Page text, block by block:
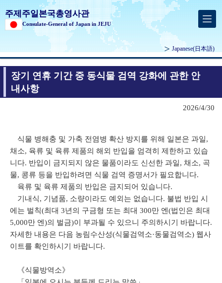
주제주일본국총영사관
Consulate-General of Japan in JEJU
Japanese(日本語)
장기 연휴 기간 중 동식물 검역 강화에 관한 안
내사항
2026/4/30
식물 병해충 및 가축 전염병 확산 방지를 위해 일본은 과일,
채소, 육류 및 육류 제품의 해외 반입을 엄격히 제한하고 있습
니다. 반입이 금지되지 않은 물품이라도 신선한 과일, 채소, 곡
물, 콩류 등을 반입하려면 식물 검역 증명서가 필요합니다.
육류 및 육류 제품의 반입은 금지되어 있습니다.
기내식, 기념품, 소량이라도 예외는 없습니다. 불법 반입 시
에는 벌칙(최대 3년의 구금형 또는 최대 300만 엔(법인은 최대
5,000만 엔)의 벌금)이 부과될 수 있으니 주의하시기 바랍니다.
자세한 내용은 다음 농림수산성(식물검역소·동물검역소) 웹사
이트를 확인하시기 바랍니다.
《식물방역소》